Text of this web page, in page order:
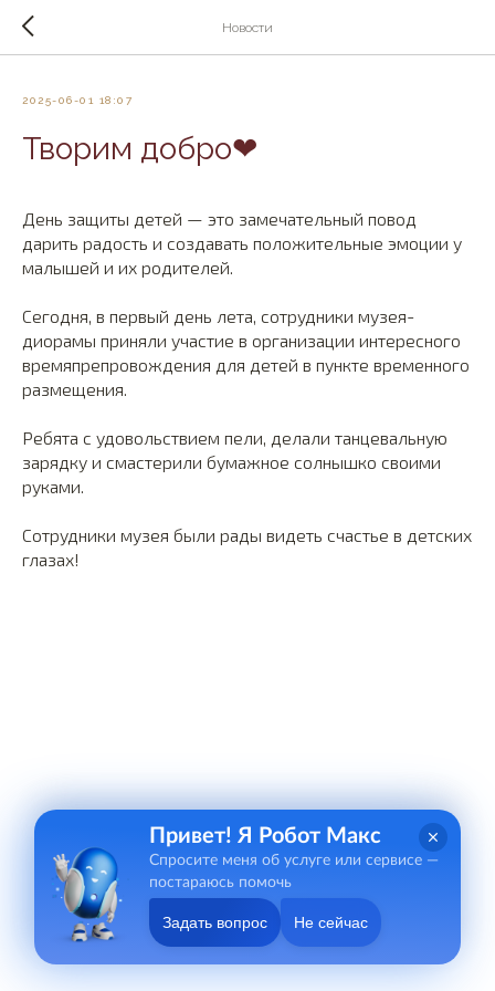
Новости
2025-06-01 18:07
Творим добро❤
День защиты детей — это замечательный повод
дарить радость и создавать положительные эмоции у
малышей и их родителей.
Сегодня, в первый день лета, сотрудники музея-
диорамы приняли участие в организации интересного
времяпрепровождения для детей в пункте временного
размещения.
Ребята с удовольствием пели, делали танцевальную
зарядку и смастерили бумажное солнышко своими
руками.
Сотрудники музея были рады видеть счастье в детских
глазах!
Привет! Я Робот Макс
Спросите меня об услуге или сервисе —
постараюсь помочь
Задать вопрос Не сейчас